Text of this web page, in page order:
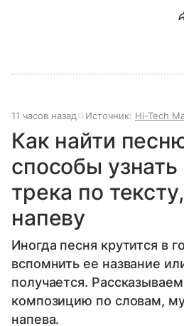
11 часов назад Источник: Hi-Tech
Как найти
способы узнать
трека по
напеву
Иногда песня крутится в
вспомнить ее название
получается.
композицию по словам,
напева.